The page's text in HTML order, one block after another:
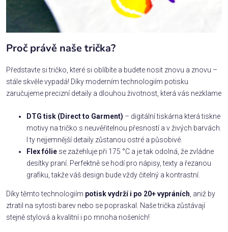
Proč právě naše trička?
Představte si tričko, které si oblíbíte a budete nosit znovu a znovu –
stále skvěle vypadá! Díky moderním technologiím potisku
zaručujeme precizní detaily a dlouhou životnost, která vás nezklame
DTG tisk (Direct to Garment) – digitální tiskárna která tiskne
motivy na tričko s neuvěřitelnou přesností a v živých barvách.
I ty nejjemnější detaily zůstanou ostré a působivé.
Flex fólie se zažehluje při 175 °C a je tak odolná, že zvládne
desítky praní. Perfektně se hodí pro nápisy, texty a řezanou
grafiku, takže váš design bude vždy čitelný a kontrastní.
Díky těmto technologiím potisk vydrží i po 20+ vypráních , aniž by
ztratil na sytosti barev nebo se popraskal. Naše trička zůstávají
stejně stylová a kvalitní i po mnoha nošeních!